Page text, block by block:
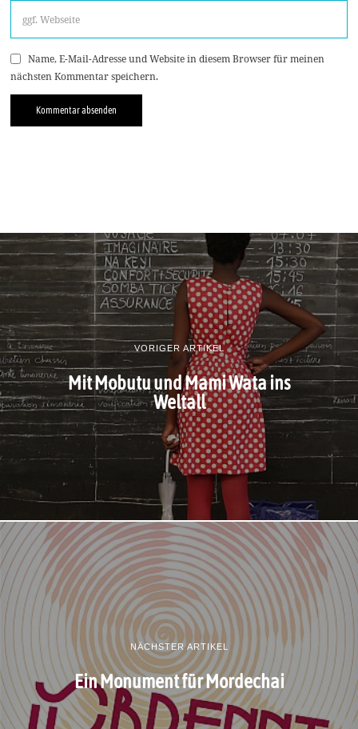
Name, E-Mail-Adresse und Website in diesem Browser für meinen
nächsten Kommentar speichern.
VORIGER ARTIKEL
Mit Mobutu und Mami Wata ins
Weltall
NÄCHSTER ARTIKEL
Ein Monument für Mordechai